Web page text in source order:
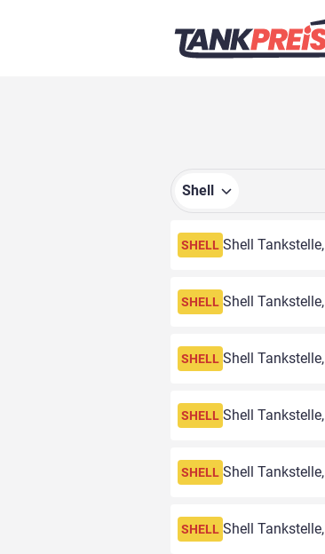
Shell
SHELL Shell Tankstelle,
SHELL Shell Tankstelle,
SHELL Shell Tankstelle,
SHELL Shell Tankstelle,
SHELL Shell Tankstelle,
SHELL Shell Tankstelle,